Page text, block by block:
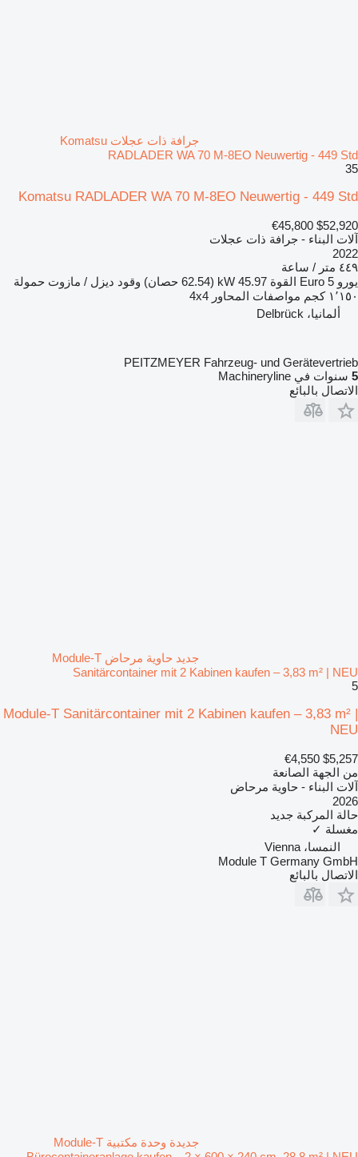
جرافة ذات عجلات Komatsu
RADLADER WA 70 M-8EO Neuwertig - 449 Std
35
Komatsu RADLADER WA 70 M-8EO Neuwertig - 449 Std
$52,920
€45,800
آلات البناء - جرافة ذات عجلات
2022
٤٤٩ متر / ساعة
يورو Euro 5 القوة 45.97 kW (62.54 حصان) وقود ديزل / مازوت حمولة
١٬١٥٠ كجم
مواصفات المحاور 4x4
ألمانيا، Delbrück
PEITZMEYER Fahrzeug- und Gerätevertrieb
5 سنوات في Machineryline
الاتصال بالبائع
جديد حاوية مرحاض Module-T
Sanitärcontainer mit 2 Kabinen kaufen – 3,83 m² | NEU
5
Module-T Sanitärcontainer mit 2 Kabinen kaufen – 3,83 m² |
NEU
$5,257
€4,550
من الجهة الصانعة
آلات البناء - حاوية مرحاض
2026
حالة المركبة جديد
مغسلة ✓
النمسا، Vienna
Module T Germany GmbH
الاتصال بالبائع
جديدة وحدة مكتبية Module-T